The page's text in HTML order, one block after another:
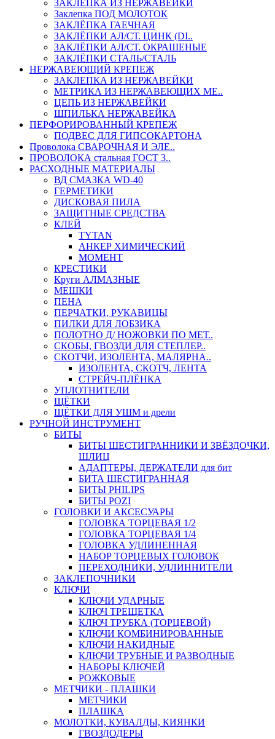
ЗАКЛЕПКА ИЗ НЕРЖАВЕЙКИ
Заклепка ПОД МОЛОТОК
ЗАКЛЁПКА ГАЕЧНАЯ
ЗАКЛЁПКИ АЛ/СТ. ЦИНК (DI..
ЗАКЛЁПКИ АЛ/СТ. ОКРАШЕНЫЕ
ЗАКЛЁПКИ СТАЛЬ/СТАЛЬ
НЕРЖАВЕЮЩИЙ КРЕПЕЖ
ЗАКЛЕПКА ИЗ НЕРЖАВЕЙКИ
МЕТРИКА ИЗ НЕРЖАВЕЮЩИХ МЕ..
ЦЕПЬ ИЗ НЕРЖАВЕЙКИ
ШПИЛЬКА НЕРЖАВЕЙКА
ПЕРФОРИРОВАННЫЙ КРЕПЕЖ
ПОДВЕС ДЛЯ ГИПСОКАРТОНА
Проволока СВАРОЧНАЯ И ЭЛЕ..
ПРОВОЛОКА стальная ГОСТ 3..
РАСХОДНЫЕ МАТЕРИАЛЫ
ВД СМАЗКА WD-40
ГЕРМЕТИКИ
ДИСКОВАЯ ПИЛА
ЗАЩИТНЫЕ СРЕДСТВА
КЛЕЙ
TYTAN
АНКЕР ХИМИЧЕСКИЙ
МОМЕНТ
КРЕСТИКИ
Круги АЛМАЗНЫЕ
МЕШКИ
ПЕНА
ПЕРЧАТКИ, РУКАВИЦЫ
ПИЛКИ ДЛЯ ЛОБЗИКА
ПОЛОТНО Д/ НОЖОВКИ ПО МЕТ..
СКОБЫ, ГВОЗДИ ДЛЯ СТЕПЛЕР..
СКОТЧИ, ИЗОЛЕНТА, МАЛЯРНА..
ИЗОЛЕНТА, СКОТЧ, ЛЕНТА
СТРЕЙЧ-ПЛЁНКА
УПЛОТНИТЕЛИ
ЩЁТКИ
ЩЁТКИ ДЛЯ УШМ и дрели
РУЧНОЙ ИНСТРУМЕНТ
БИТЫ
БИТЫ ШЕСТИГРАННИКИ И ЗВЁЗДОЧКИ,
ШЛИЦ
АДАПТЕРЫ, ДЕРЖАТЕЛИ для бит
БИТА ШЕСТИГРАННАЯ
БИТЫ PHILIPS
БИТЫ POZI
ГОЛОВКИ И АКСЕСУАРЫ
ГОЛОВКА ТОРЦЕВАЯ 1/2
ГОЛОВКА ТОРЦЕВАЯ 1/4
ГОЛОВКА УДЛИНЕННАЯ
НАБОР ТОРЦЕВЫХ ГОЛОВОК
ПЕРЕХОДНИКИ, УДЛИННИТЕЛИ
ЗАКЛЕПОЧНИКИ
КЛЮЧИ
КЛЮЧИ УДАРНЫЕ
КЛЮЧ ТРЕЩЕТКА
КЛЮЧ ТРУБКА (ТОРЦЕВОЙ)
КЛЮЧИ КОМБИНИРОВАННЫЕ
КЛЮЧИ НАКИДНЫЕ
КЛЮЧИ ТРУБНЫЕ И РАЗВОДНЫЕ
НАБОРЫ КЛЮЧЕЙ
РОЖКОВЫЕ
МЕТЧИКИ - ПЛАШКИ
МЕТЧИКИ
ПЛАШКА
МОЛОТКИ, КУВАЛДЫ, КИЯНКИ
ГВОЗДОДЕРЫ